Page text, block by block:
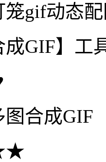
笼gif动态
GIF】工
合成GIF